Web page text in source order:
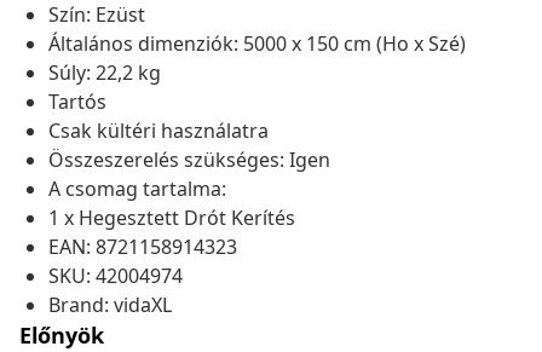
Szín: Ezüst
Általános dimenziók: 5000 x 150 cm (Ho x Szé)
Súly: 22,2 kg
Tartós
Csak kültéri használatra
Összeszerelés szükséges: Igen
A csomag tartalma:
1 x Hegesztett Drót Kerítés
EAN: 8721158914323
SKU: 42004974
Brand: vidaXL
Előnyök